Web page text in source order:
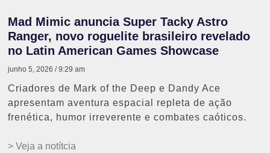
Mad Mimic anuncia Super Tacky Astro
Ranger, novo roguelite brasileiro revelado
no Latin American Games Showcase
junho 5, 2026 9:29 am
Criadores de Mark of the Deep e Dandy Ace
apresentam aventura espacial repleta de ação
frenética, humor irreverente e combates caóticos.
> Veja a notítcia